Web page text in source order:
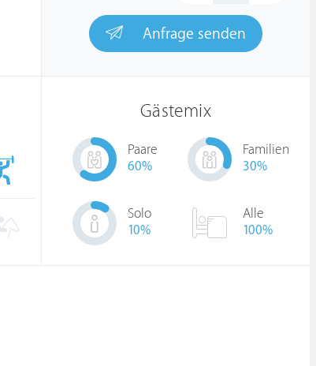
Anfrage senden
Gästemix
Paare
60%
Familien
30%
Solo
10%
Alle
100%